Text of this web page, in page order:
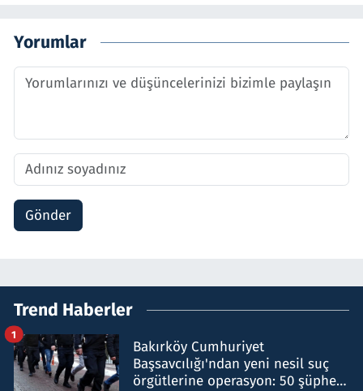
Yorumlar
Gönder
Trend Haberler
Bakırköy Cumhuriyet
Başsavcılığı'ndan yeni nesil suç
örgütlerine operasyon: 50 şüpheli
1